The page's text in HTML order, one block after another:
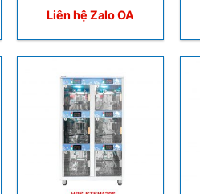
Liên hệ Zalo OA